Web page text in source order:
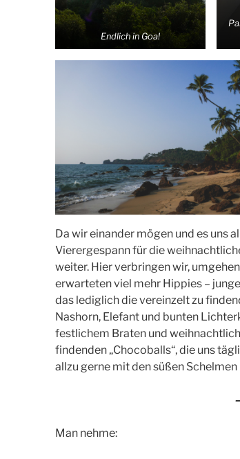
Endlich in Goa!
Da wir einander mögen und es uns
Vierergespann für die
weiter. Hier verbringen wir,
erwarteten viel mehr Hippies –
das lediglich die vereinzelt zu
Nashorn, Elefant und bunten
festlichem Braten und
findenden „Chocoballs“, die uns
allzu gerne mit den süßen
Man nehme: